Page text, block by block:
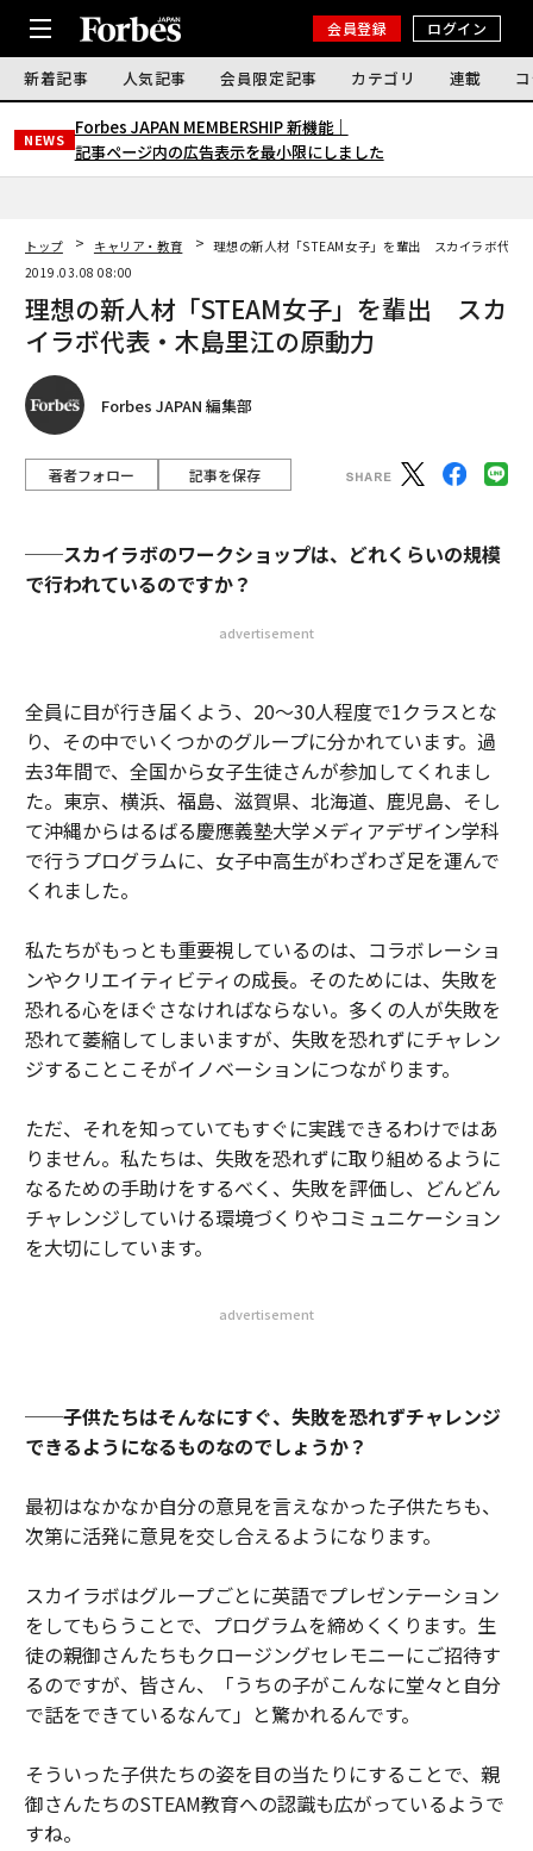
会員登録 ログイン
新着記事 人気記事 会員限定記事 カテゴリ 連載
NEWS
Forbes JAPAN MEMBERSHIP 新機能｜
記事ページ内の広告表示を最小限にしました
トップ キャリア・教育
理想の新人材「STEAM女子」を輩出 スカイラボ代表
2019.03.08 08:00
理想の新人材「STEAM女子」を輩出 スカ
イラボ代表・木島里江の原動力
Forbes JAPAN 編集部
著者フォロー 記事を保存
──スカイラボのワークショップは、どれくらいの規模
で行われているのですか？
advertisement
全員に目が行き届くよう、20〜30人程度で1クラスとな
り、その中でいくつかのグループに分かれています。過
去3年間で、全国から女子生徒さんが参加してくれまし
た。東京、横浜、福島、滋賀県、北海道、鹿児島、そし
て沖縄からはるばる慶應義塾大学メディアデザイン学科
で行うプログラムに、女子中高生がわざわざ足を運んで
くれました。
私たちがもっとも重要視しているのは、コラボレーショ
ンやクリエイティビティの成長。そのためには、失敗を
恐れる心をほぐさなければならない。多くの人が失敗を
恐れて萎縮してしまいますが、失敗を恐れずにチャレン
ジすることこそがイノベーションにつながります。
ただ、それを知っていてもすぐに実践できるわけではあ
りません。私たちは、失敗を恐れずに取り組めるように
なるための手助けをするべく、失敗を評価し、どんどん
チャレンジしていける環境づくりやコミュニケーション
を大切にしています。
advertisement
──子供たちはそんなにすぐ、失敗を恐れずチャレンジ
できるようになるものなのでしょうか？
最初はなかなか自分の意見を言えなかった子供たちも、
次第に活発に意見を交し合えるようになります。
スカイラボはグループごとに英語でプレゼンテーション
をしてもらうことで、プログラムを締めくくります。生
徒の親御さんたちもクロージングセレモニーにご招待す
るのですが、皆さん、「うちの子がこんなに堂々と自分
で話をできているなんて」と驚かれるんです。
そういった子供たちの姿を目の当たりにすることで、親
御さんたちのSTEAM教育への認識も広がっているようで
すね。